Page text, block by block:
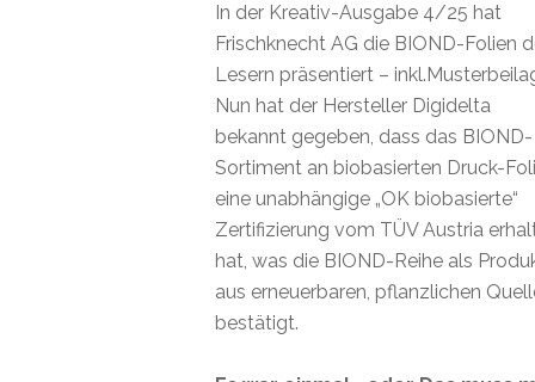
In der Kreativ-Ausgabe 4/25 hat
Frischknecht AG die BIOND-Folien
Lesern präsentiert –
Nun hat der Hersteller Digidelta
bekannt gegeben, dass das BIOND-
Sortiment an biobasierten Druck-
eine unabhängige „OK biobasierte“
Zertifizierung vom TÜV Austria
hat, was die BIOND-Reihe als
aus erneuerbaren, pflanzlichen
bestätigt.